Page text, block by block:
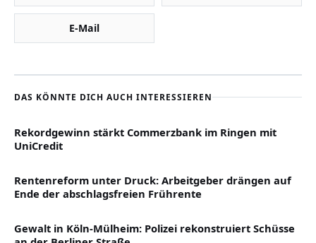
E-Mail
DAS KÖNNTE DICH AUCH INTERESSIEREN
Rekordgewinn stärkt Commerzbank im Ringen mit
UniCredit
Rentenreform unter Druck: Arbeitgeber drängen auf
Ende der abschlagsfreien Frührente
Gewalt in Köln-Mülheim: Polizei rekonstruiert Schüsse